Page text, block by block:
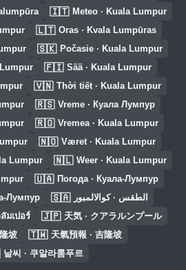
🇮🇹 Meteo · Kuala Lumpur
🇱🇹 Oras · Kvala Lumpūras
🇸🇰 Počasie · Kuala Lumpur
🇫🇮 Sää · Kuala Lumpur
🇻🇳 Thời tiết · Kuala Lumpur
🇷🇸 Vreme · Куала Лумпур
🇷🇴 Vremea · Kuala Lumpur
🇳🇴 Været · Kuala Lumpur
Lumpur 🇳🇱 Weer · Kuala Lumpur
🇺🇦 Погода · Куала-Лумпур
Лумпур 🇸🇦 الطقس · كوالالمبور
มเปอร์ 🇯🇵 天気 · クアラルンプール
坡 🇹🇼 天氣預報 · 吉隆坡
날씨 · 쿠알라룸푸르